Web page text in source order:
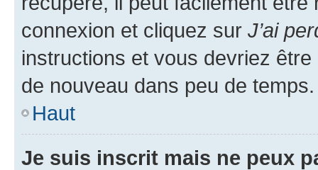
connexion et cliquez sur J’ai
instructions et vous devriez
de nouveau dans peu de temps.
Haut
Je suis inscrit mais ne peux